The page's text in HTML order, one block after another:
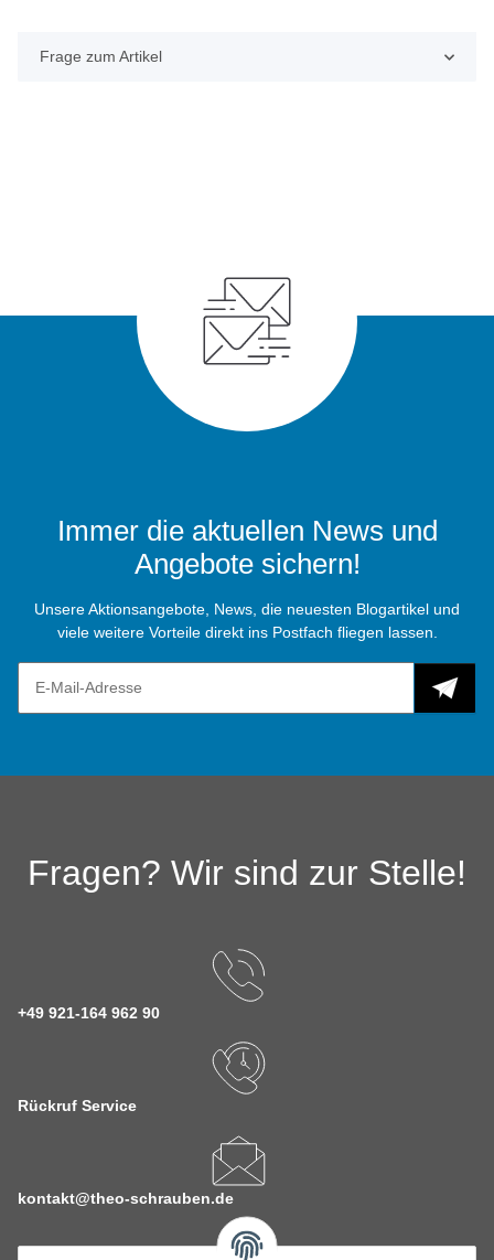
Frage zum Artikel
Immer die aktuellen News und
Angebote sichern!
Unsere Aktionsangebote, News, die neuesten Blogartikel und
viele weitere Vorteile direkt ins Postfach fliegen lassen.
Fragen? Wir sind zur Stelle!
+49 921-164 962 90
Rückruf Service
kontakt@theo-schrauben.de